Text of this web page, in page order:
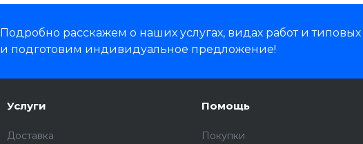
Подробно расскажем о наших услугах, видах работ и типовых
и подготовим индивидуальное предложение!
Услуги
Доставка
Помощь
Покупки